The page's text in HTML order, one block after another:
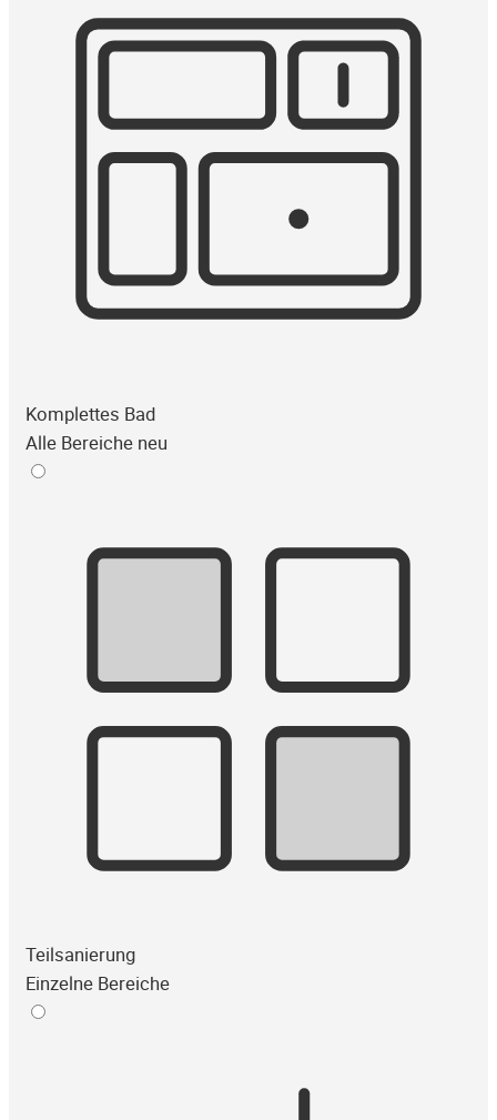
Komplettes Bad
Alle Bereiche neu
Teilsanierung
Einzelne Bereiche